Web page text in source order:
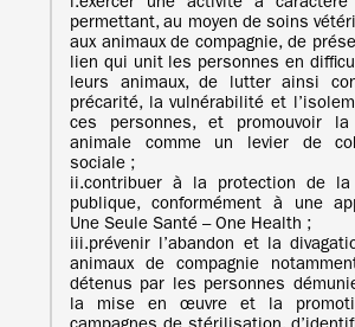
i.exercer une activité à caractère
permettant, au moyen de soins
aux animaux de compagnie, de
lien qui unit les personnes en
leurs animaux, de lutter ainsi
précarité, la vulnérabilité et
ces personnes, et promouvoir la
animale comme un levier de
sociale ;
ii.contribuer à la protection de la
publique, conformément à une
Une Seule Santé – One Health ;
iii.prévenir l’abandon et la
animaux de compagnie
détenus par les personnes
la mise en œuvre et la